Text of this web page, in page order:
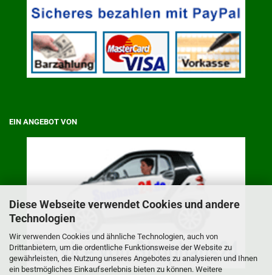
Diese Webseite verwendet Cookies und andere
Technologien
Wir verwenden Cookies und ähnliche Technologien, auch von
Drittanbietern, um die ordentliche Funktionsweise der Website zu
gewährleisten, die Nutzung unseres Angebotes zu analysieren und Ihnen
ein bestmögliches Einkaufserlebnis bieten zu können. Weitere
EIN ANGEBOT VON